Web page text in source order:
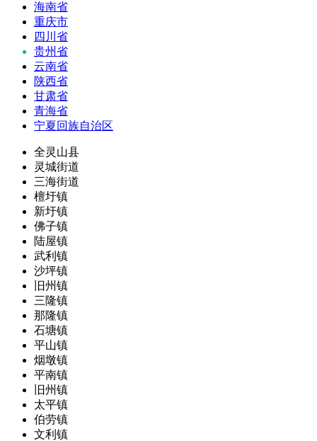
海南省
重庆市
四川省
贵州省
云南省
陕西省
甘肃省
青海省
宁夏回族自治区
全灵山县
灵城街道
三海街道
檀圩镇
新圩镇
佛子镇
陆屋镇
武利镇
沙坪镇
旧州镇
三隆镇
那隆镇
石塘镇
平山镇
烟墩镇
平南镇
旧州镇
太平镇
伯劳镇
文利镇